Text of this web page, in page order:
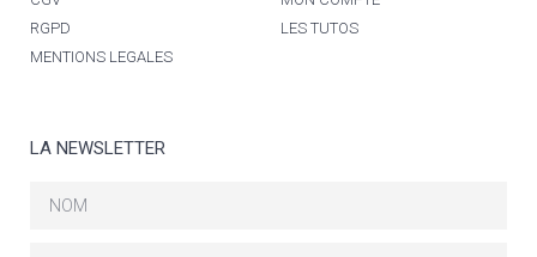
RGPD
MENTIONS LEGALES
LES TUTOS
LA NEWSLETTER